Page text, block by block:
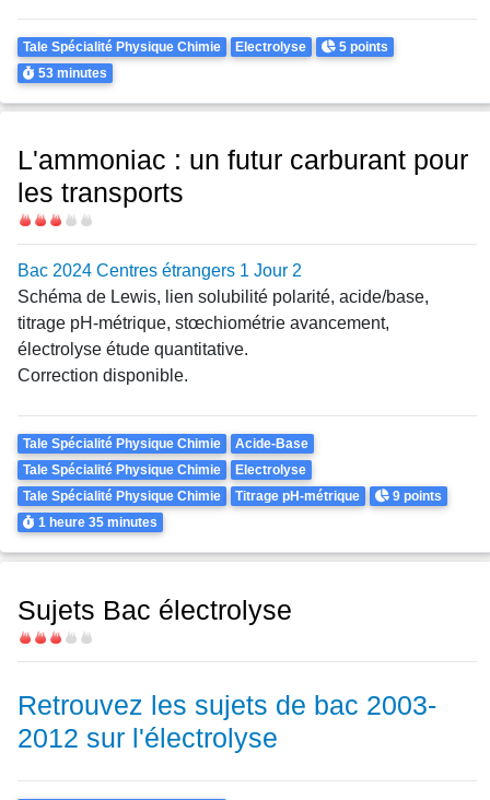
Theme
Tale Spécialité Physique Chimie Electrolyse Points
5 points
Durée
53 minutes
L'ammoniac : un futur carburant pour
les transports
Difficulté
Bac 2024 Centres étrangers 1 Jour 2
Schéma de Lewis, lien solubilité polarité, acide/base,
titrage pH-métrique, stœchiométrie avancement,
électrolyse étude quantitative.
Correction disponible.
Theme
Tale Spécialité Physique Chimie
Acide-Base
Tale Spécialité Physique Chimie
Electrolyse
Tale Spécialité Physique Chimie
Titrage pH-métrique Points
9 points
Durée
1 heure 35 minutes
Sujets Bac électrolyse
Difficulté
Retrouvez les sujets de bac 2003-
2012 sur l'électrolyse